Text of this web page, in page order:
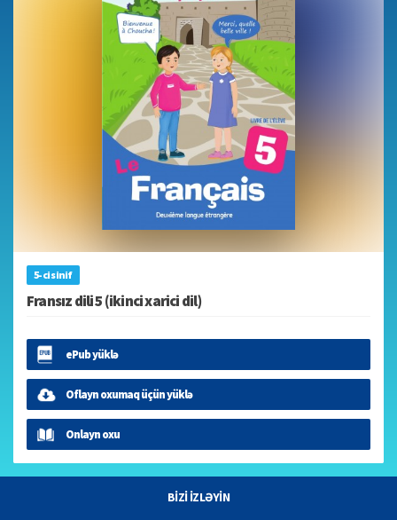
5-ci sinif
Fransız dili 5 (ikinci xarici dil)
ePub yüklə
Oflayn oxumaq üçün yüklə
Onlayn oxu
BİZİ İZLƏYİN